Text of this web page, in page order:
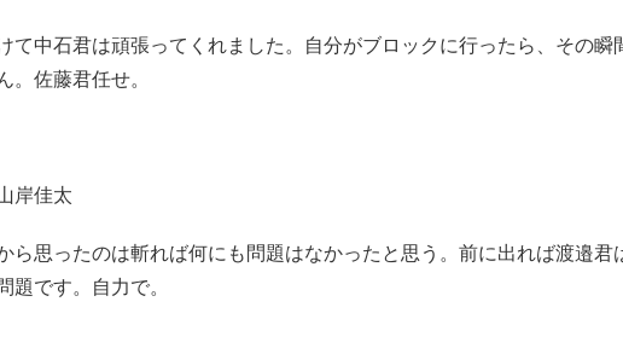
て中石君は頑張ってくれました。自分がブロックに行ったら、その
。佐藤君任せ。
岸佳太
ら思ったのは斬れば何にも問題はなかったと思う。前に出れば渡邉
題です。自力で。